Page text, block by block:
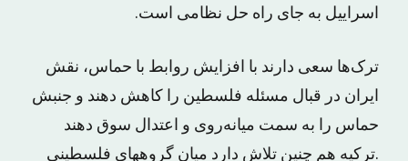
اسراییل به جاى راه حل نظامى است.
ترک‌ها سعى دارند با افزایش روابط با حماس، نقش
ایران در قبال مسئله فلسطین را کاهش دهند و جنبش
حماس را به سمت میانه‌روى و اعتدال سوق دهند
.ترکیه هم چنین تلاش دارد میان گروههاى فلسطینى